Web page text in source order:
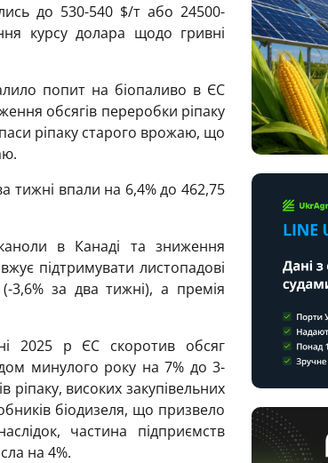
до 530-540 $/т або 24500-
курсу долара щодо гривні
попит на біопаливо в ЄС
обсягів переробки ріпаку
ріпаку старого врожаю, що
тижні впали на 6,4% до 462,75
в Канаді та зниження
підтримувати листопадові
3,6% за два тижні), а премія
2025 р ЄС скоротив обсяг
минулого року на 7% до 3-
ріпаку, високих закупівельних
біодизеля, що призвело
частина підприємств
на 4%.